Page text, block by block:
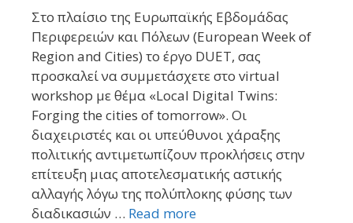
Στο πλαίσιο της Ευρωπαϊκής Εβδομάδας
Περιφερειών και Πόλεων (European Week of
Region and Cities) το έργο DUET, σας
προσκαλεί να συμμετάσχετε στο virtual
workshop με θέμα «Local Digital Twins:
Forging the cities of tomorrow». Οι
διαχειριστές και οι υπεύθυνοι χάραξης
πολιτικής αντιμετωπίζουν προκλήσεις στην
επίτευξη μιας αποτελεσματικής αστικής
αλλαγής λόγω της πολύπλοκης φύσης των
διαδικασιών … Read more